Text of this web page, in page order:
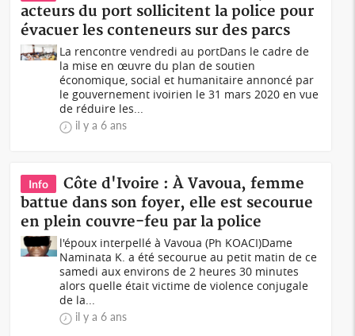
acteurs du port sollicitent la police pour
évacuer les conteneurs sur des parcs
La rencontre vendredi au portDans le cadre de
la mise en œuvre du plan de soutien
économique, social et humanitaire annoncé par
le gouvernement ivoirien le 31 mars 2020 en vue
de réduire les...
il y a 6 ans
Info
Côte d'Ivoire : À Vavoua, femme
battue dans son foyer, elle est secourue
en plein couvre-feu par la police
l'époux interpellé à Vavoua (Ph KOACI) Dame
Naminata K. a été secourue au petit matin de ce
samedi aux environs de 2 heures 30 minutes
alors quelle était victime de violence conjugale
de la...
il y a 6 ans